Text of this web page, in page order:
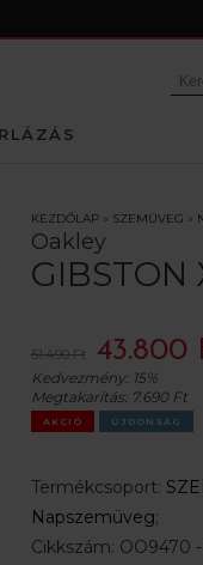
KEZDŐLAP» SZEMÜVEG »
Oakley
GIBSTON
51.490 Ft 43.800
Kedvezmény: 15%
Megtakarítás: 7.690 Ft
AKCIÓ ÚJDONSÁG
Termékcsoport:
Napszemüveg;
Cikkszám: OO9470